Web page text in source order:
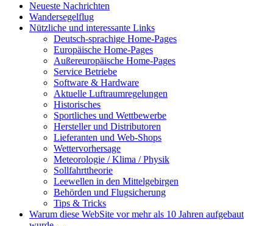
Neueste Nachrichten
Wandersegelflug
Nützliche und interessante Links
Deutsch-sprachige Home-Pages
Europäische Home-Pages
Außereuropäische Home-Pages
Service Betriebe
Software & Hardware
Aktuelle Luftraumregelungen
Historisches
Sportliches und Wettbewerbe
Hersteller und Distributoren
Lieferanten und Web-Shops
Wettervorhersage
Meteorologie / Klima / Physik
Sollfahrttheorie
Leewellen in den Mittelgebirgen
Behörden und Flugsicherung
Tips & Tricks
Warum diese WebSite vor mehr als 10 Jahren aufgebaut